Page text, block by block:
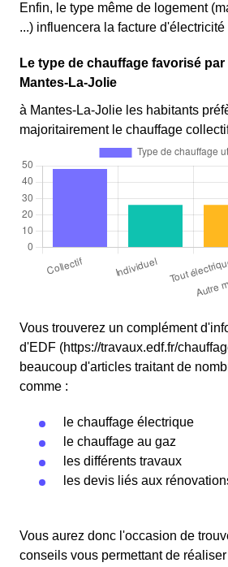
Enfin, le type même de logement
...) influencera la facture
Le type de chauffage favorisé
Mantes-La-Jolie
à Mantes-La-Jolie les habitants
majoritairement le chauffage
Vous trouverez un complément
d'EDF (https://travaux.edf.fr/
beaucoup d'articles traitant de
comme :
le chauffage électrique
le chauffage au gaz
les différents travaux
les devis liés aux
Vous aurez donc l'occasion de
conseils vous permettant de